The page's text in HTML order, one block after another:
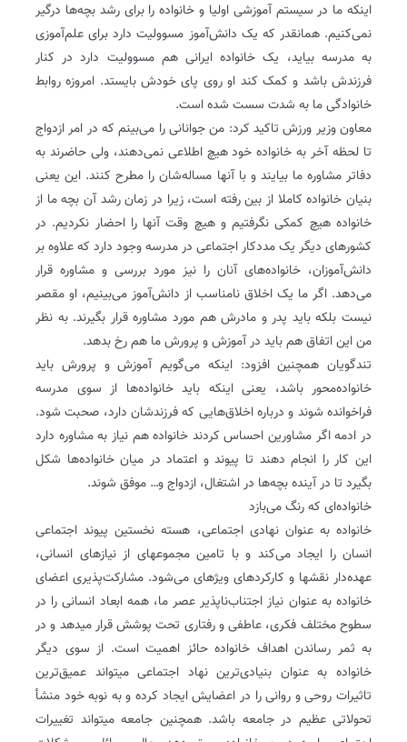
اینکه ما در سیستم آموزشی اولیا و خانواده را برای رشد بچه‌ها درگیر
نمی‌کنیم. همانقدر که یک دانش‌آموز مسوولیت دارد برای علم‌آموزی
به مدرسه بیاید، یک خانواده ایرانی هم مسوولیت دارد در کنار
فرزندش باشد و کمک کند او روی پای خودش بایستد. امروزه روابط
خانوادگی ما به شدت سست شده است.
معاون وزیر ورزش تاکید کرد: من جوانانی را می‌بینم که در امر ازدواج
تا لحظه آخر به خانواده خود هیچ اطلاعی نمی‌دهند، ولی حاضرند به
دفاتر مشاوره‌ ما بیایند و با آنها مساله‌شان را مطرح کنند. این یعنی
بنیان خانواده کاملا از بین رفته است، زیرا در زمان رشد آن بچه ما از
خانواده هیچ کمکی نگرفتیم و هیچ وقت آنها را احضار نکردیم. در
کشورهای دیگر یک مددکار اجتماعی در مدرسه وجود دارد که علاوه بر
دانش‌آموزان، خانواده‌های آنان را نیز مورد بررسی و مشاوره قرار
می‌دهد. اگر ما یک اخلاق نامناسب از دانش‌آموز می‌بینیم، او مقصر
نیست بلکه باید پدر و مادرش هم مورد مشاوره قرار بگیرند. به نظر
من این اتفاق هم باید در آموزش و پرورش ما هم رخ بدهد.
تندگویان همچنین افزود: اینکه می‌گویم آموزش و پرورش باید
خانواده‌محور باشد، یعنی اینکه باید خانواده‌ها از سوی مدرسه
فراخوانده شوند و درباره اخلاق‌هایی که فرزندشان دارد، صحبت شود.
در ادمه اگر مشاورین احساس کردند خانواده هم نیاز به مشاوره دارد
این کار را انجام دهند تا پیوند و اعتماد در میان خانواده‌ها شکل
بگیرد تا در آینده بچه‌ها در اشتغال، ازدواج و… موفق شوند.
خانواده‌ای که رنگ می‌بازد
خانواده به عنوان نهادی اجتماعی، هسته نخستین پیوند اجتماعی
انسان را ایجاد می‌کند و با تامین مجموعه‏ای از نیازهای انسانی،
عهده‌دار نقش‏‏ها و کارکردهای ویژه‏ای می‌شود. مشارکت‌پذیری اعضای
خانواده به عنوان نیاز اجتناب‌ناپذیر عصر ما، همه ابعاد انسانی را در
سطوح مختلف فکری، عاطفی و رفتاری تحت پوشش قرار می‏دهد و در
به ثمر رساندن اهداف خانواده حائز اهمیت است. از سوی دیگر
خانواده به عنوان بنیادی‌ترین نهاد اجتماعی می‏تواند عمیق‌ترین
تاثیرات روحی و روانی را در اعضایش ایجاد کرده و به نوبه خود منشأ
تحولاتی عظیم در جامعه باشد. همچنین جامعه می‏تواند تغییرات